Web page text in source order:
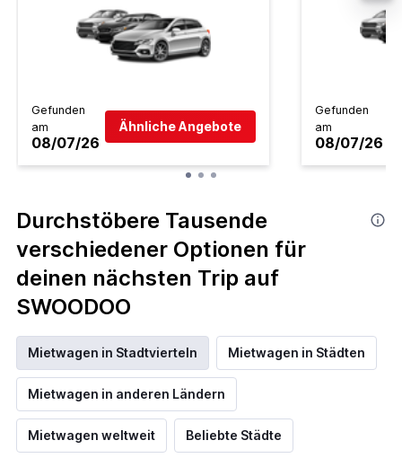
Gefunden
am
08/07/26
Ähnliche Angebote
Gefunden
am
08/07/26
Durchstöbere Tausende
verschiedener Optionen für
deinen nächsten Trip auf
SWOODOO
Mietwagen in Stadtvierteln Mietwagen in Städten
Mietwagen in anderen Ländern
Mietwagen weltweit Beliebte Städte